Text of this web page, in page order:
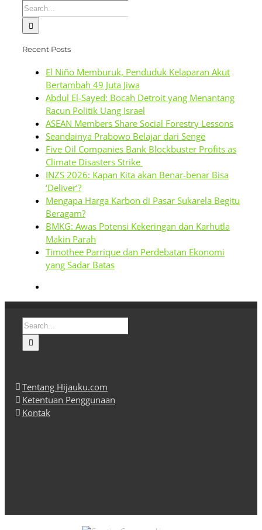
Search
for:
Recent Posts
El Niño Memburuk, Penduduk Kelaparan Akut
Bertambah 49 Juta Jiwa
Abdul El-Sayed: Bocah Detroit yang Menantang
Racun Politik Uang Israel
ASEAN Members Share Social Forestry Lessons
Seandainya Prabowo Belajar dari Senge
Five Oil Companies Bank Blockbuster Profits as
Climate Disasters Strike
INZS 2026: Kapan Kita akan Benar-benar Bisa
‘Deliver’?
Mengapa Harga Karbon di Pasar Sukarela Begitu
Beragam?
BMKG: Awas Potensi Kekeringan dan Karhutla
Makin Parah
Timothee Parrique dan Perdebatan Ekonomi
yang Sadar Batas
Search
for:
Tentang Hijauku.com
Ketentuan Penggunaan
Kontak